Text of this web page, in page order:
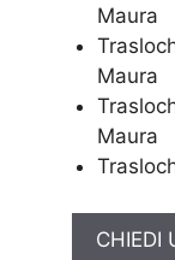
Maura
Maura
Maura
CHIEDI